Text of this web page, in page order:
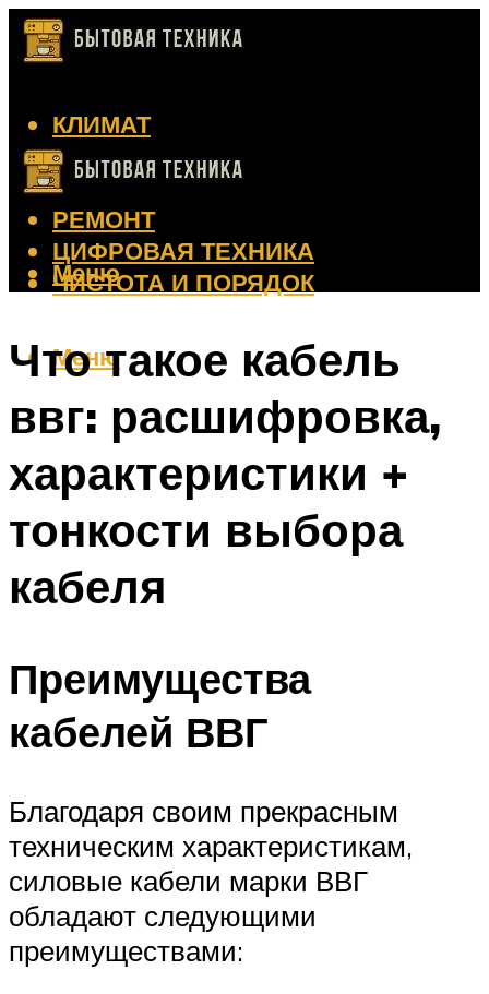
КЛИМАТ
КРАСОТА
КУХНЯ
РЕМОНТ
ЦИФРОВАЯ ТЕХНИКА
ЧИСТОТА И ПОРЯДОК
Меню
Меню
Что такое кабель
ввг: расшифровка,
характеристики +
тонкости выбора
кабеля
Преимущества
кабелей ВВГ
Благодаря своим прекрасным
техническим характеристикам,
силовые кабели марки ВВГ
обладают следующими
преимуществами: